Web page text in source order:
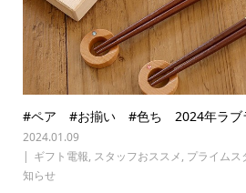
#ペア #お揃い #色ち 2024年ラブ
2024.01.09
ギフト電報, スタッフおススメ, プライムス
知らせ